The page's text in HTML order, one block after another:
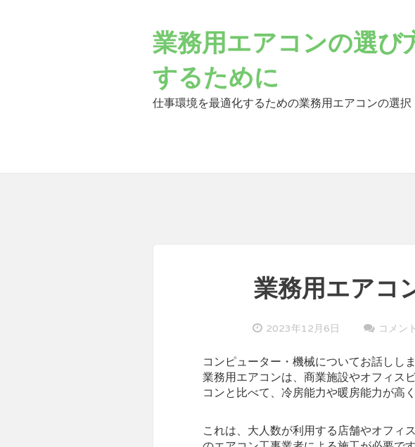
業務用エアコンの選び
するために
仕事環境を最適化するための業務用エアコンの選択
業務用エアコ
2023年12月6日 コメン
コンピューター・機械についてお話ししま
業務用エアコンは、商業施設やオフィス
コンと比べて、冷房能力や暖房能力が高
これは、大人数が利用する店舗やオフィ